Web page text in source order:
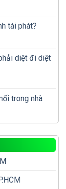
tái phát?
diệt đi diệt
trong nhà